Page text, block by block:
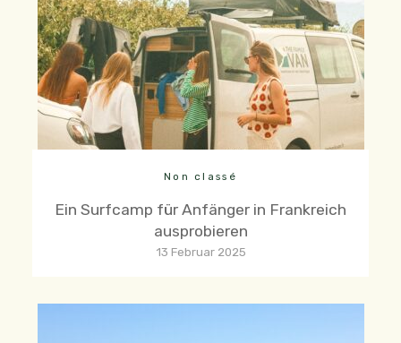
Non classé
Ein Surfcamp für Anfänger in Frankreich
ausprobieren
13 Februar 2025